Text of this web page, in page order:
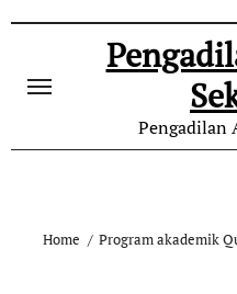
content
Pengadilan
Home Program akademik